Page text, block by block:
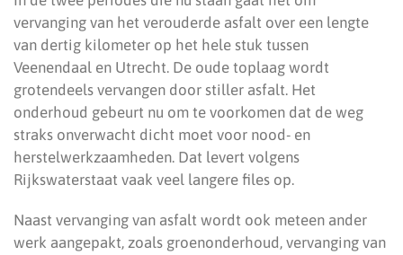
vervanging van het verouderde asfalt over een lengte
van dertig kilometer op het hele stuk tussen
Veenendaal en Utrecht. De oude toplaag wordt
grotendeels vervangen door stiller asfalt. Het
onderhoud gebeurt nu om te voorkomen dat de weg
straks onverwacht dicht moet voor nood- en
herstelwerkzaamheden. Dat levert volgens
Rijkswaterstaat vaak veel langere files op.
Naast vervanging van asfalt wordt ook meteen ander
werk aangepakt, zoals groenonderhoud, vervanging van